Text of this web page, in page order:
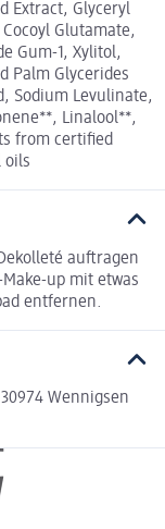
Extract, Glyceryl
Glutamate,
Gum-1, Xylitol,
Palm Glycerides
Sodium Levulinate,
Linalool**,
from certified
oils
auftragen
up mit etwas
entfernen.
Wennigsen